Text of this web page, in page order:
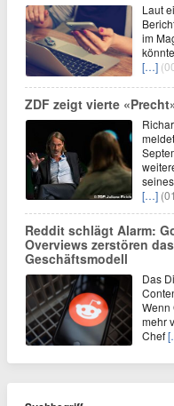
Laut
im
[…]
ZDF zeigt vierte
[…]
Reddit schlägt Alarm:
Overviews zerstören
Geschäftsmodell
Das
Wenn
mehr
Chef